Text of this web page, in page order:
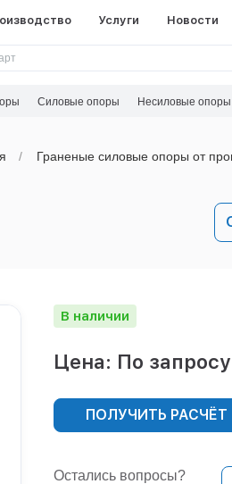
Услуги Новости
Силовые опоры Несиловые опоры
Граненые силовые опоры от
В наличии
Цена: По запросу
ПОЛУЧИТЬ РАСЧЁТ
Остались вопросы?